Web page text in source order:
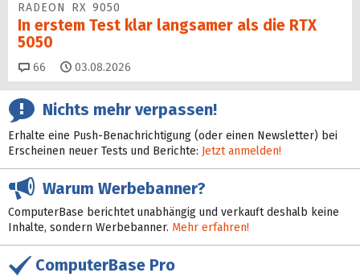
RADEON RX 9050
In erstem Test klar langsamer als die RTX
5050
66 Kommentare
03.08.2026
Nichts mehr verpassen!
Erhalte eine Push-Benachrichtigung (oder einen Newsletter) bei
Erscheinen neuer Tests und Berichte: Jetzt anmelden!
Warum Werbebanner?
ComputerBase berichtet unabhängig und verkauft deshalb keine
Inhalte, sondern Werbebanner. Mehr erfahren!
ComputerBase Pro